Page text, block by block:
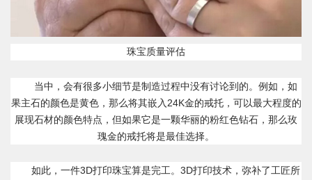
珠宝质量评估
当中，会有很多小细节是制造过程中没有讨论到的。例如，如
果主石的颜色是黄色，那么将其嵌入24K金的戒托，可以最大程度的
展现石材的颜色特点，但如果它是一颗华丽的粉红色钻石，那么玫
瑰金的戒托将是最佳选择。
如此，一件3D打印珠宝算是完工。3D打印技术，弥补了工匠所